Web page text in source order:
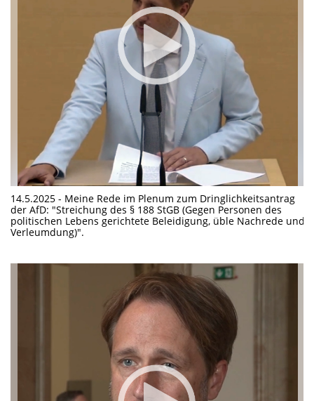
14.5.2025 - Meine Rede im Plenum zum Dringlichkeitsantrag
der AfD: "Streichung des § 188 StGB (Gegen Personen des
politischen Lebens gerichtete Beleidigung, üble Nachrede und
Verleumdung)".